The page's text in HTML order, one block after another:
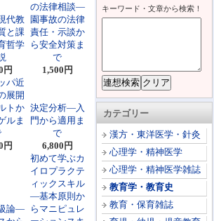
キーワード・文章から検索！
カテゴリー
漢方・東洋医学・針灸
心理学・精神医学
心理学・精神医学雑誌
教育学・教育史
教育・保育雑誌
代教
と課
哲学
円
の法律相談―
園事故の法律
責任・示談か
ら安全対策ま
で
1,500円
パ近
展開
トか
ルま
円
決定分析―入
門から適用ま
で
6,800円
論―
初めて学ぶカ
イロプラクテ
ィックスキル
―基本原則か
らマニピュレ